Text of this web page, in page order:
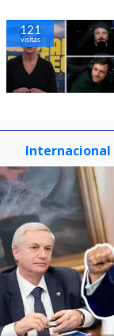
121
visitas
Internacional